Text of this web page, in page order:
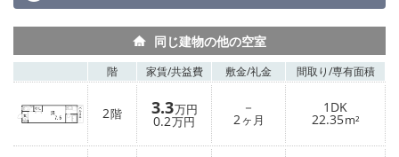
同じ建物の他の空室
階 家賃/共益費 敷金/礼金 間取り/専有面積
2階 3.3万円
0.2万円
－
2ヶ月
1DK
22.35m²